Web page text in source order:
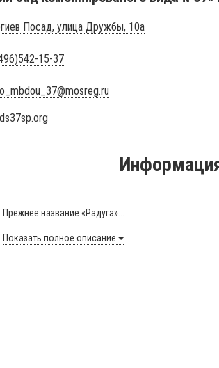
Посад, улица Дружбы, 10а
15-37
Прежнее название «Радуга»...
Показать полное описание